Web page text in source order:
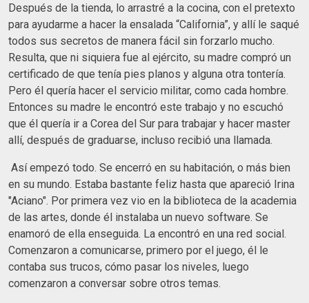
Después de la tienda, lo arrastré a la cocina, con el pretexto
para ayudarme a hacer la ensalada “California”, y allí le saqué
todos sus secretos de manera fácil sin forzarlo mucho.
Resulta, que ni siquiera fue al ejército, su madre compró un
certificado de que tenía pies planos y alguna otra tontería.
Pero él quería hacer el servicio militar, como cada hombre.
Entonces su madre le encontró este trabajo y no escuchó
que él quería ir a Corea del Sur para trabajar y hacer master
allí, después de graduarse, incluso recibió una llamada.
Así empezó todo. Se encerró en su habitación, o más bien
en su mundo. Estaba bastante feliz hasta que apareció Irina
"Aciano". Por primera vez vio en la biblioteca de la academia
de las artes, donde él instalaba un nuevo software. Se
enamoró de ella enseguida. La encontró en una red social.
Comenzaron a comunicarse, primero por el juego, él le
contaba sus trucos, cómo pasar los niveles, luego
comenzaron a conversar sobre otros temas.